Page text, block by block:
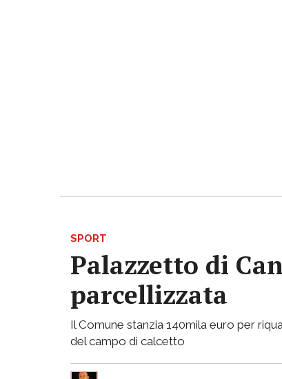
SPORT
Palazzetto di
parcellizzata
Il Comune stanzia 140mila euro per
del campo di calcetto